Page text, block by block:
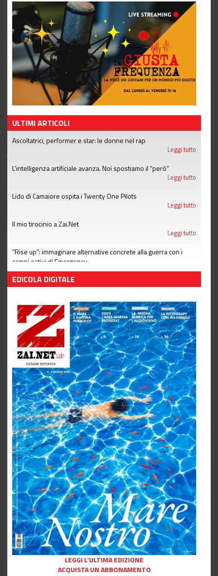
ULTIMI ARTICOLI
Ascoltatrici, performer e star: le donne nel rap
Leggi tutto
L’intelligenza artificiale avanza. Noi spostiamo il “però”
Leggi tutto
Lido di Camaiore ospita i Twenty One Pilots
Leggi tutto
Il mio tirocinio a Zai.Net
Leggi tutto
“Rise up”: immaginare alternative concrete alla guerra con i
campi estivi di Emergency
Leggi tutto
EDICOLA DIGITALE
LEGGI L'ULTIMA EDIZIONE
ACQUISTA UN ABBONAMENTO